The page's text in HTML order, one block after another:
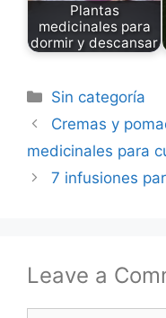
Plantas
medicinales para
dormir y descansar
Categories
Sin categoría
Cremas y
medicinales para
7 infusiones
Leave a